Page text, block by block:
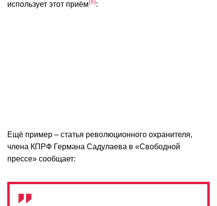
использует этот приём 8 :
Ещё пример – статья революционного охранителя,
члена КПРФ Германа Садулаева в «Свободной
прессе» сообщает: